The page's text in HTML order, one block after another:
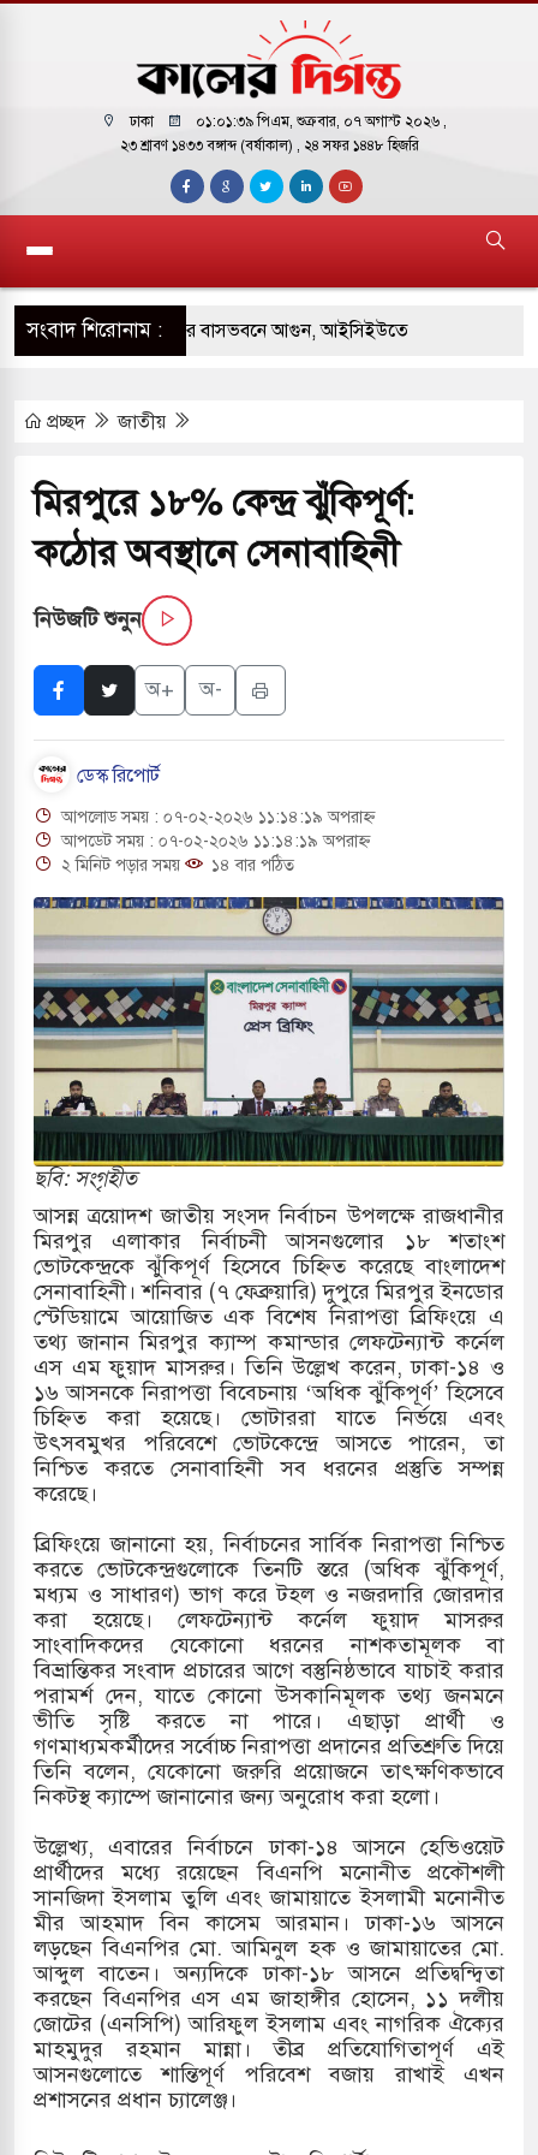
ঢাকা ০১:০১:৪০ পিএম, শুক্রবার, ০৭ অগাস্ট ২০২৬ ,
২৩ শ্রাবণ ১৪৩৩ বঙ্গাব্দ (বর্ষাকাল) , ২৪ সফর ১৪৪৮ হিজরি
সংবাদ শিরোনাম :
পাকিস্তানি হাইকমিশনারের বাসভবনে আগুন, আইসিইউতে
হয়ে আসছে ‘স্পেশাল রেসপন্স ব্যাটালিয়ন
বাসের মুখোমুখি সংঘর্ষে ৯ জন নিহত
নিয়ন্ত্রণে দেড় হাজার মসজিদ থেকে মাইক
বন্দুকধারীর গুলিতে শিক্ষক নিহত, হামলাকারীর আত্মহত্যা
মধ্যপ্রাচ্যে ব্ল্যাকআউটের কঠোর হুঁশিয়ারি ইরানের
বিমানবন্দরের নিরাপত্তা তল্লাশিতে ছাড় দেওয়া হবে না:
দক্ষিণ কোরিয়ার বন্দি ২৫ শতাংশ বেড়েছে
থাকুক বা না থাকুক, ইরানে একক সামরিক পদক্ষেপের
জুমার বয়ান ও নামাজ পড়াবেন দেওবন্দের
ছাড়লেন জনপ্রিয় ভারতীয় সাংবাদিক ময়ূখ রঞ্জন
অ্যারেস্ট আবেদন, বরগুনার এসআইয়ের বিরুদ্ধে
জাদুঘর নতুন বাংলাদেশের পথচলার কেন্দ্র হবে: ড.
বিভিন্ন খাতে সৌদির বিনিয়োগের আহবান প্রধানমন্ত্রীর
হামলায় ছাত্রদল ও ছাত্রলীগের আচরণ ইসরায়েলের
পথে ইসরায়েলীরা,হাতছাড়ার ঝুঁকিতে জরুরি
পাহাড়ি ঢলে ফুঁসে উঠেছে তিস্তা
মুক্তির দাবিতে পাকিস্তানজুড়ে পিটিআইয়ের আজ
কোরিয়ার ক্ষেপণাস্ত্র ইউনিট মোতায়েন করা হয়েছে:
প্রচ্ছদ জাতীয়
মিরপুরে ১৮% কেন্দ্র ঝুঁকিপূর্ণ:
কঠোর অবস্থানে সেনাবাহিনী
নিউজটি শুনুন
অ+ অ-
ডেস্ক রিপোর্ট
আপলোড সময় : ০৭-০২-২০২৬ ১১:১৪:১৯ অপরাহ্ন
আপডেট সময় : ০৭-০২-২০২৬ ১১:১৪:১৯ অপরাহ্ন
২ মিনিট পড়ার সময়
১৪ বার পঠিত
ছবি: সংগৃহীত
আসন্ন ত্রয়োদশ জাতীয় সংসদ নির্বাচন উপলক্ষে রাজধানীর
মিরপুর এলাকার নির্বাচনী আসনগুলোর ১৮ শতাংশ
ভোটকেন্দ্রকে ঝুঁকিপূর্ণ হিসেবে চিহ্নিত করেছে বাংলাদেশ
সেনাবাহিনী। শনিবার (৭ ফেব্রুয়ারি) দুপুরে মিরপুর ইনডোর
স্টেডিয়ামে আয়োজিত এক বিশেষ নিরাপত্তা ব্রিফিংয়ে এ
তথ্য জানান মিরপুর ক্যাম্প কমান্ডার লেফটেন্যান্ট কর্নেল
এস এম ফুয়াদ মাসরুর। তিনি উল্লেখ করেন, ঢাকা-১৪ ও
১৬ আসনকে নিরাপত্তা বিবেচনায় ‘অধিক ঝুঁকিপূর্ণ’ হিসেবে
চিহ্নিত করা হয়েছে। ভোটাররা যাতে নির্ভয়ে এবং
উৎসবমুখর পরিবেশে ভোটকেন্দ্রে আসতে পারেন, তা
নিশ্চিত করতে সেনাবাহিনী সব ধরনের প্রস্তুতি সম্পন্ন
করেছে।
​ব্রিফিংয়ে জানানো হয়, নির্বাচনের সার্বিক নিরাপত্তা নিশ্চিত
করতে ভোটকেন্দ্রগুলোকে তিনটি স্তরে (অধিক ঝুঁকিপূর্ণ,
মধ্যম ও সাধারণ) ভাগ করে টহল ও নজরদারি জোরদার
করা হয়েছে। লেফটেন্যান্ট কর্নেল ফুয়াদ মাসরুর
সাংবাদিকদের যেকোনো ধরনের নাশকতামূলক বা
বিভ্রান্তিকর সংবাদ প্রচারের আগে বস্তুনিষ্ঠভাবে যাচাই করার
পরামর্শ দেন, যাতে কোনো উসকানিমূলক তথ্য জনমনে
ভীতি সৃষ্টি করতে না পারে। এছাড়া প্রার্থী ও
গণমাধ্যমকর্মীদের সর্বোচ্চ নিরাপত্তা প্রদানের প্রতিশ্রুতি দিয়ে
তিনি বলেন, যেকোনো জরুরি প্রয়োজনে তাৎক্ষণিকভাবে
নিকটস্থ ক্যাম্পে জানানোর জন্য অনুরোধ করা হলো।
​উল্লেখ্য, এবারের নির্বাচনে ঢাকা-১৪ আসনে হেভিওয়েট
প্রার্থীদের মধ্যে রয়েছেন বিএনপি মনোনীত প্রকৌশলী
সানজিদা ইসলাম তুলি এবং জামায়াতে ইসলামী মনোনীত
মীর আহমাদ বিন কাসেম আরমান। ঢাকা-১৬ আসনে
লড়ছেন বিএনপির মো. আমিনুল হক ও জামায়াতের মো.
আব্দুল বাতেন। অন্যদিকে ঢাকা-১৮ আসনে প্রতিদ্বন্দ্বিতা
করছেন বিএনপির এস এম জাহাঙ্গীর হোসেন, ১১ দলীয়
জোটের (এনসিপি) আরিফুল ইসলাম এবং নাগরিক ঐক্যের
মাহমুদুর রহমান মান্না। তীব্র প্রতিযোগিতাপূর্ণ এই
আসনগুলোতে শান্তিপূর্ণ পরিবেশ বজায় রাখাই এখন
প্রশাসনের প্রধান চ্যালেঞ্জ।